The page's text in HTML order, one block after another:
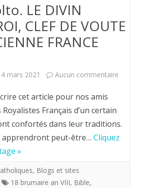
LE DIVIN
CLEF DE VOUTE
FRANCE
4 mars 2021 Aucun commentaire
LE
DIVIN
cet article pour nos amis
Français d’un certain
confortés dans leur traditions.
apprendront peut-être… Cliquez
»
, Blogs et sites
18 brumaire an VIII, Bible,